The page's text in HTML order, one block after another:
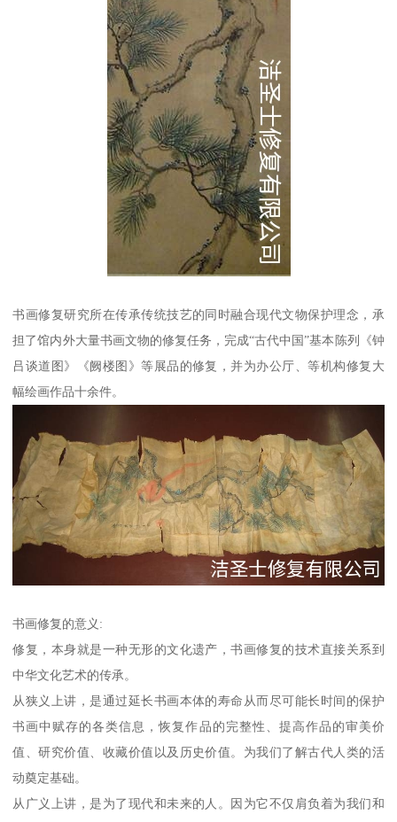
书画修复研究所在传承传统技艺的同时融合现代文物保护理念，承
担了馆内外大量书画文物的修复任务，完成“古代中国”基本陈列《钟
吕谈道图》《阙楼图》等展品的修复，并为办公厅、等机构修复大
幅绘画作品十余件。
书画修复的意义:
修复，本身就是一种无形的文化遗产，书画修复的技术直接关系到
中华文化艺术的传承。
从狭义上讲，是通过延长书画本体的寿命从而尽可能长时间的保护
书画中赋存的各类信息，恢复作品的完整性、提高作品的审美价
值、研究价值、收藏价值以及历史价值。为我们了解古代人类的活
动奠定基础。
从广义上讲，是为了现代和未来的人。因为它不仅肩负着为我们和